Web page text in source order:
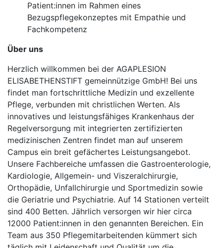
Patient:innen im Rahmen eines
Bezugspflegekonzeptes mit Empathie und
Fachkompetenz
Über uns
Herzlich willkommen bei der AGAPLESION
ELISABETHENSTIFT gemeinnützige GmbH! Bei uns
findet man fortschrittliche Medizin und exzellente
Pflege, verbunden mit christlichen Werten. Als
innovatives und leistungsfähiges Krankenhaus der
Regelversorgung mit integrierten zertifizierten
medizinischen Zentren findet man auf unserem
Campus ein breit gefächertes Leistungsangebot.
Unsere Fachbereiche umfassen die Gastroenterologie,
Kardiologie, Allgemein- und Viszeralchirurgie,
Orthopädie, Unfallchirurgie und Sportmedizin sowie
die Geriatrie und Psychiatrie. Auf 14 Stationen verteilt
sind 400 Betten. Jährlich versorgen wir hier circa
12000 Patient:innen in den genannten Bereichen. Ein
Team aus 350 Pflegemitarbeitenden kümmert sich